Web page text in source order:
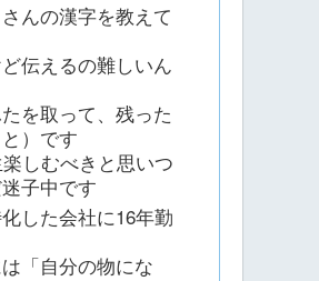
んの漢字を教えて
伝えるの難しいん
を取って、残った
）です
しむべきと思いつ
子中です
した会社に16年勤
「自分の物にな